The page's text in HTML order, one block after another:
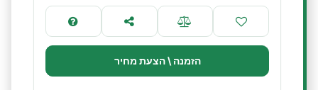
הזמנה \ הצעת מחיר